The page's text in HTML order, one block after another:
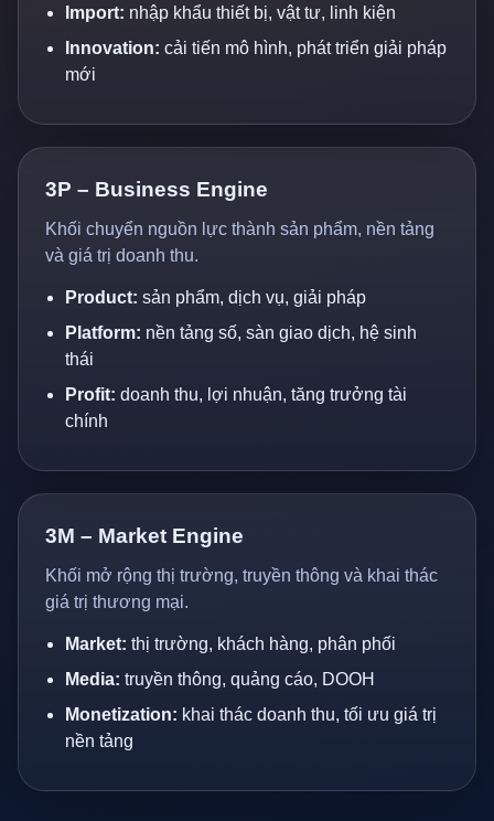
Import: nhập khẩu thiết bị, vật tư, linh kiện
Innovation: cải tiến mô hình, phát triển giải pháp
mới
3P – Business Engine
Khối chuyển nguồn lực thành sản phẩm, nền tảng
và giá trị doanh thu.
Product: sản phẩm, dịch vụ, giải pháp
Platform: nền tảng số, sàn giao dịch, hệ sinh
thái
Profit: doanh thu, lợi nhuận, tăng trưởng tài
chính
3M – Market Engine
Khối mở rộng thị trường, truyền thông và khai thác
giá trị thương mại.
Market: thị trường, khách hàng, phân phối
Media: truyền thông, quảng cáo, DOOH
Monetization: khai thác doanh thu, tối ưu giá trị
nền tảng